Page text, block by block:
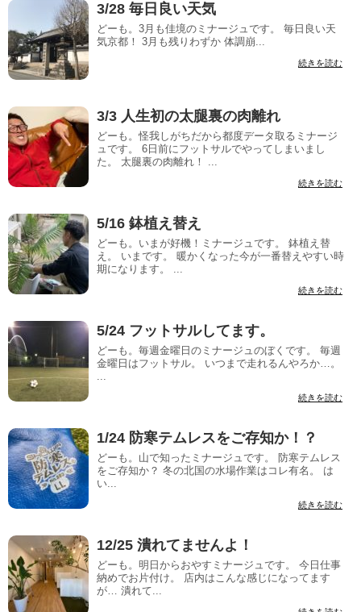
3/28 毎日良い天気
どーも。3月も佳境のミナージュです。 毎日良い天
気京都！ 3月も残りわずか 体調崩...
続きを読む
3/3 人生初の太腿裏の肉離れ
どーも。怪我しがちだから都度データ取るミナージ
ュです。 6日前にフットサルでやってしまいまし
た。 太腿裏の肉離れ！ ...
続きを読む
5/16 鉢植え替え
どーも。いまが好機！ミナージュです。 鉢植え替
え。 いまです。 暖かくなった今が一番替えやすい時
期になります。 ...
続きを読む
5/24 フットサルしてます。
どーも。毎週金曜日のミナージュのぼくです。 毎週
金曜日はフットサル。 いつまで走れるんやろか…。
...
続きを読む
1/24 防寒テムレスをご存知か！？
どーも。山で知ったミナージュです。 防寒テムレス
をご存知か？ 冬の北国の水場作業はコレ有名。 は
い...
続きを読む
12/25 潰れてませんよ！
どーも。明日からおやすミナージュです。 今日仕事
納めでお片付け。 店内はこんな感じになってます
が… 潰れて...